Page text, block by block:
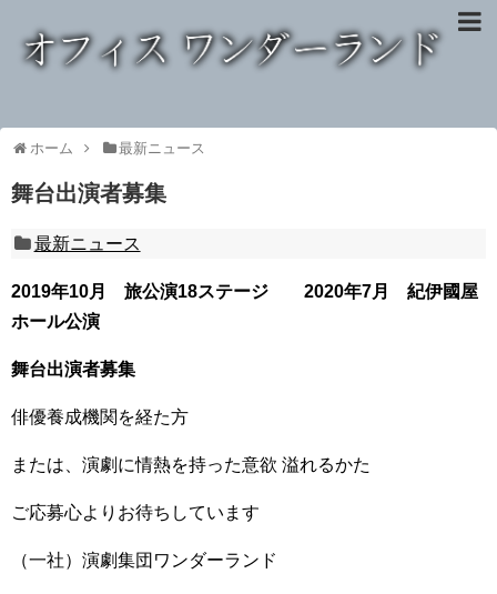
ホーム 最新ニュース
舞台出演者募集
最新ニュース
2019年10月 旅公演18ステージ 2020年7月 紀伊國屋
ホール公演
舞台出演者募集
俳優養成機関を経た方
または、演劇に情熱を持った意欲 溢れるかた
ご応募心よりお待ちしています
（一社）演劇集団ワンダーランド